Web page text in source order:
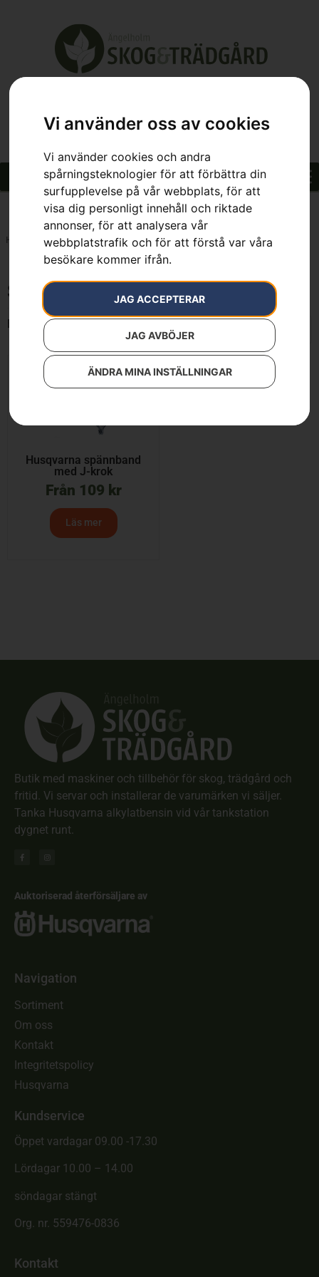
Vi använder oss av cookies
Vi använder cookies och andra
spårningsteknologier för att förbättra din
surfupplevelse på vår webbplats, för att
visa dig personligt innehåll och riktade
annonser, för att analysera vår
webbplatstrafik och för att förstå var våra
besökare kommer ifrån.
JAG ACCEPTERAR
JAG AVBÖJER
ÄNDRA MINA INSTÄLLNINGAR
Hem Spännband 50 mm, 8 m, 2500 kg
Spännband 50 mm, 8 m, 2500 kg
Endast ett sökresultat
Husqvarna spännband
med J-krok
Från 109 kr
Läs mer
Butik med maskiner och tillbehör för skog, trädgård och
fritid. Vi servar och installerar de varumärken vi säljer.
Tanka Husqvarna alkylatbensin vid vår tankstation
dygnet runt.
Auktoriserad återförsäljare av
Navigation
Sortiment
Om oss
Kontakt
Integritetspolicy
Husqvarna
Kundservice
Öppet vardagar 09.00 -17.30
Lördagar 10.00 – 14.00
söndagar stängt
Org. nr. 559476-0836
Kontakt